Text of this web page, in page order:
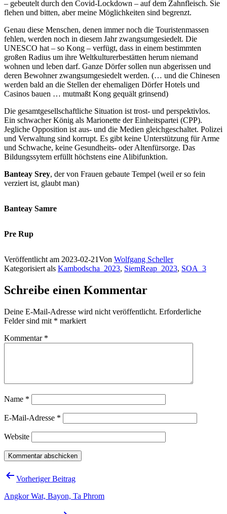
– gebeutelt durch den Covid-Lockdown – auf dem Zahnfleisch. Sie
flehen und bitten, aber meine Möglichkeiten sind begrenzt.
Genau diese Menschen, denen immer noch die Touristenmassen
fehlen, werden noch in diesem Jahr zwangsumgesiedelt. Die
UNESCO hat – so Kong – verfügt, dass in einem bestimmten
großen Radius um ihre Weltkulturerbestätten herum niemand
wohnen und leben darf. Ganze Dörfer sollen nun abgerissen und
deren Bewohner zwangsumgesiedelt werden. (… und die Chinesen
werden bald an die Stellen der ehemaligen Dörfer Hotels und
Casinos bauen … mutmaßt Kong gequält grinsend)
Die gesamtgesellschaftliche Situation ist trost- und perspektivlos.
Ein schwacher König als Marionette der Einheitspartei (CPP).
Jegliche Opposition ist aus- und die Medien gleichgeschaltet. Polizei
und Verwaltung sind korrupt. Es gibt keine Unterstützung für Arme
und Schwache, keine Gesundheits- oder Altenfürsorge. Das
Bildungssytem erfüllt höchstens eine Alibifunktion.
Banteay Srey, der von Frauen gebaute Tempel (weil er so fein
verziert ist, glaubt man)
Banteay Samre
Pre Rup
Veröffentlicht am 2023-02-21Von Wolfgang Scheller
Kategorisiert als Kambodscha_2023, SiemReap_2023, SOA_3
Schreibe einen Kommentar
Deine E-Mail-Adresse wird nicht veröffentlicht. Erforderliche
Felder sind mit * markiert
Kommentar *
Name *
E-Mail-Adresse *
Website
Beitragsnavigation
Vorheriger Beitrag
Angkor Wat, Bayon, Ta Phrom